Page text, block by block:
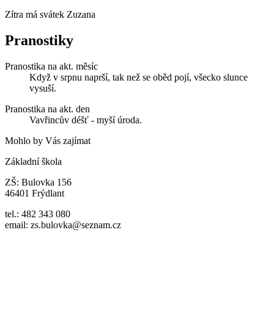
Zítra má svátek Zuzana
Pranostiky
Pranostika na akt. měsíc
Když v srpnu naprší, tak než se oběd pojí, všecko slunce
vysuší.
Pranostika na akt. den
Vavřincův déšť - myší úroda.
Mohlo by Vás zajímat
Základní škola
ZŠ: Bulovka 156
46401 Frýdlant
tel.: 482 343 080
email: zs.bulovka@seznam.cz